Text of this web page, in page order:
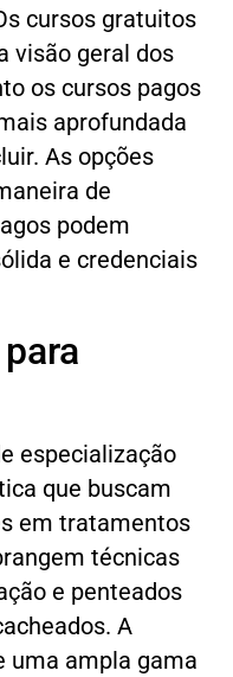
cursos gratuitos
visão geral dos
os cursos pagos
aprofundada
As opções
de
podem
e credenciais
especialização
que buscam
em tratamentos
técnicas
e penteados
A
uma ampla gama